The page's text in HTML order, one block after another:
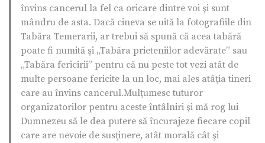
învins cancerul la fel ca oricare dintre voi şi sunt
mândru de asta. Dacă cineva se uită la fotografiile din
Tabăra Temerarii, ar trebui să spună că acea tabără
poate fi numită şi „Tabăra prieteniilor adevărate” sau
„Tabăra fericirii” pentru că nu peste tot vezi atât de
multe persoane fericite la un loc, mai ales atâţia tineri
care au învins cancerul.Mulţumesc tuturor
organizatorilor pentru aceste întâlniri şi mă rog lui
Dumnezeu să le dea putere să încurajeze fiecare copil
care are nevoie de susţinere, atât morală cât şi